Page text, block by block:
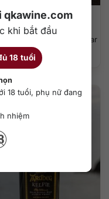
qkawine.com
khi bắt đầu
18 tuổi
18 tuổi, phụ nữ đang
nhiệm
tiếng thế giới
đến các quán bar